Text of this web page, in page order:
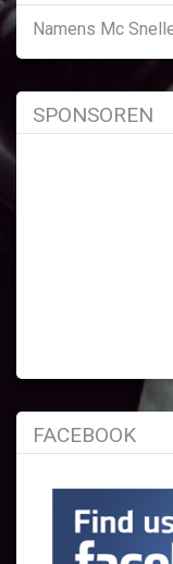
Namens Mc
SPONSOREN
FACEBOOK